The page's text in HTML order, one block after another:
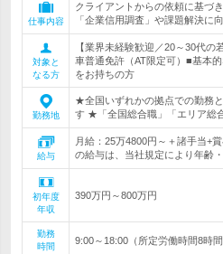
仕事内容
クライアントからの依頼に基づ
「企業信用調査」や課題解決に
対象と
なる方
【業界未経験歓迎／20～30代
車普通免許（AT限定可）■基本
をお持ちの方
勤務地
★全国いずれかの拠点での勤務
す ★「全国総合職」「エリア総
給与
月給：25万4800円～＋諸手当+
の給与は、当社規定により年齢
初年度
年収
390万円～800万円
勤務
時間
9:00～18:00（所定労働時間8時間